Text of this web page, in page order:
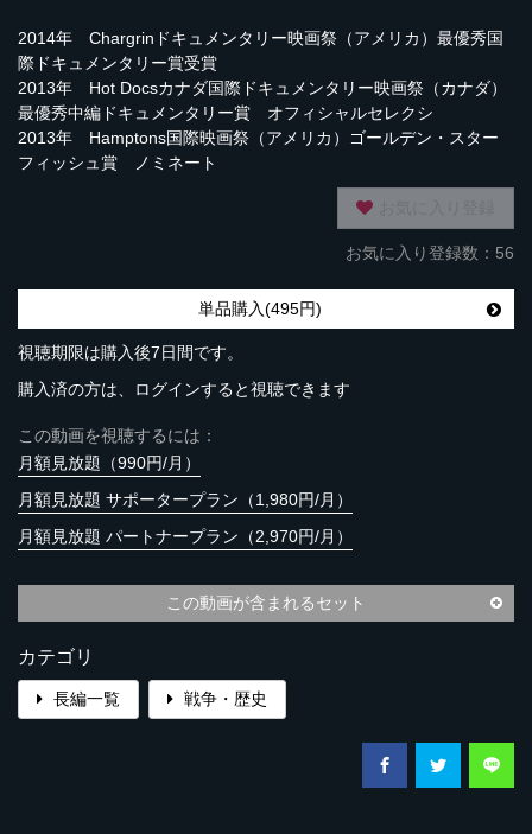
2014年 Chargrinドキュメンタリー映画祭（アメリカ）最優秀国
際ドキュメンタリー賞受賞
2013年 Hot Docsカナダ国際ドキュメンタリー映画祭（カナダ）
最優秀中編ドキュメンタリー賞 オフィシャルセレクシ
2013年 Hamptons国際映画祭（アメリカ）ゴールデン・スター
フィッシュ賞 ノミネート
お気に入り登録数：56
単品購入(495円)
視聴期限は購入後7日間です。
購入済の方は、ログインすると視聴できます
この動画を視聴するには：
月額見放題（990円/月）
月額見放題 サポータープラン（1,980円/月）
月額見放題 パートナープラン（2,970円/月）
この動画が含まれるセット
カテゴリ
長編一覧 戦争・歴史